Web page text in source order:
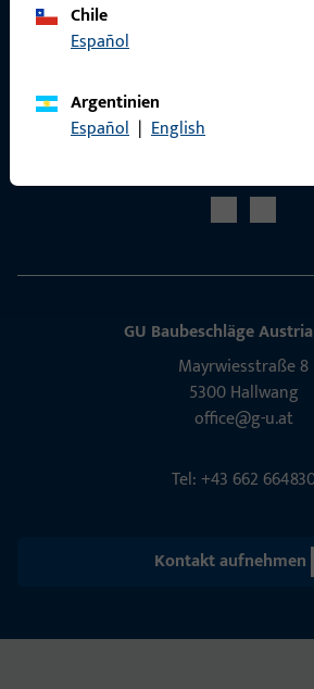
Chile
Español
Argentinien
Español | English
GU Baubeschläge
Mayrwies­straße 8
5300 Hall­wang
office@g-u.at
Tel: +43 662
Kontakt aufnehmen